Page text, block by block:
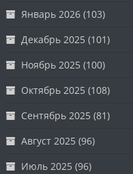
Январь 2026 (103)
Декабрь 2025 (101)
Ноябрь 2025 (100)
Октябрь 2025 (108)
Сентябрь 2025 (81)
Август 2025 (96)
Июль 2025 (96)